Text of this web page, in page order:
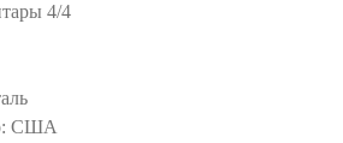
4/4
США